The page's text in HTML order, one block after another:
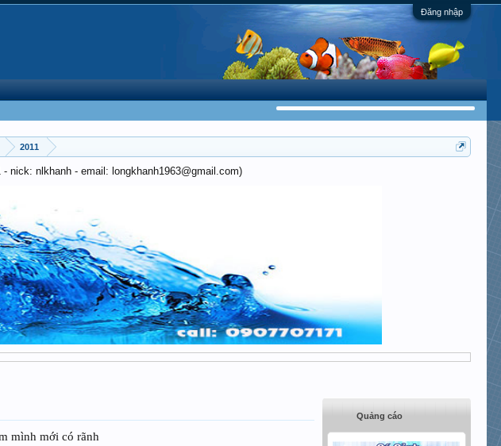
Đăng nhập
2011
nick: nlkhanh - email: longkhanh1963@gmail.com)
mình mới có rãnh
Quảng cáo